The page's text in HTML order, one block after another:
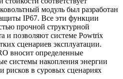
модуль был разработан
IP67. Все эти функции
прочной структурной
и позволяют системе Powtrix
сценариев эксплуатации.
вносит определенные
системы накопления энергии
рисков в суровых сценариях